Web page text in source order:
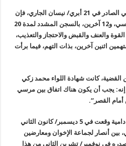
وبحسب منطوق الحكم على مرسي الصادر في 21 أبري/ نيسان الجاري، فإن
محكمة جنايات القاهرة عاقبت مرسي، و12 آخرين، بالسجن المشدد لمدة 20
والعنف والقبض والاحتجاز والتعذيب،
10 سنوات، لمتهمين اثنين آخرين، بذات التهم، فيما برأت
“خلال 80 ورقة من القضية، كانت شهادة اللواء محمد زكي
يجب أن يكون هناك اتفاق بين مرسي
أمام القصر“.
ديسمبر/ كانون الثاني
بين أنصار لجماعة الإخوان ومعارضين
في نوفمبر/ تشرين الثاني من هذا